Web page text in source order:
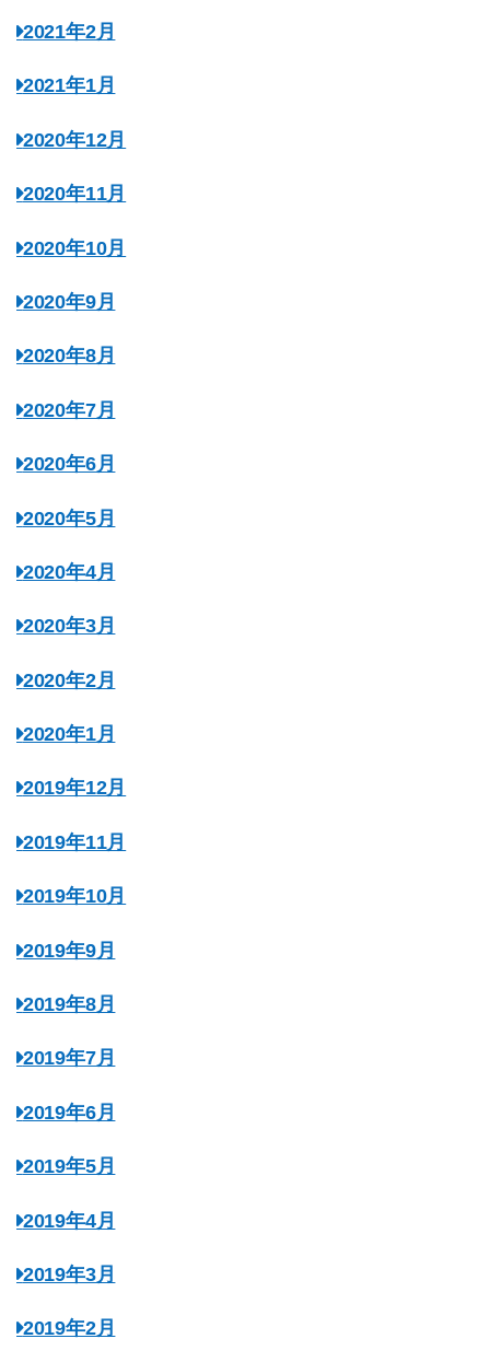
2021年2月
2021年1月
2020年12月
2020年11月
2020年10月
2020年9月
2020年8月
2020年7月
2020年6月
2020年5月
2020年4月
2020年3月
2020年2月
2020年1月
2019年12月
2019年11月
2019年10月
2019年9月
2019年8月
2019年7月
2019年6月
2019年5月
2019年4月
2019年3月
2019年2月